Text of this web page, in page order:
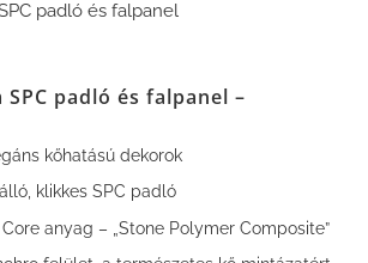
padló és falpanel –
kőhatású dekorok
klikkes SPC padló
anyag – „Stone Polymer Composite”